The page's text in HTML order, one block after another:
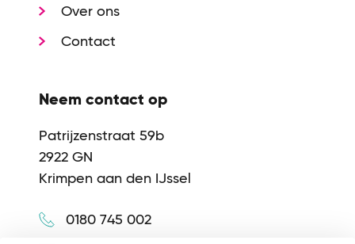
Over ons
Contact
Neem contact op
Patrijzenstraat 59b
2922 GN
Krimpen aan den IJssel
0180 745 002